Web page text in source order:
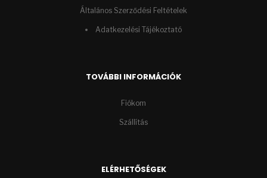
Általános Szerződési Feltételek
Adatkezelési Tájékoztató
TOVÁBBI INFORMÁCIÓK
Fiókom
Szállítás
ELÉRHETŐSÉGEK